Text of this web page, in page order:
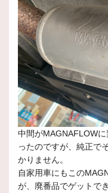
中間がMAGNAFLOW
ったのですが、純正で
かりません。
自家用車にもこの
が、廃番品でゲットで